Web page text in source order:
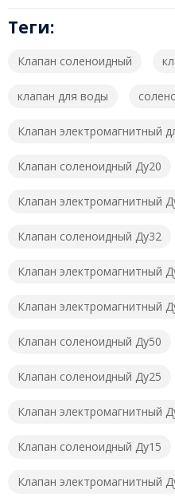
Теги:
Клапан соленоидный
клапан для воды
Клапан электромагнитный
Клапан соленоидный Ду20
Клапан электромагнитный
Клапан соленоидный Ду32
Клапан электромагнитный
Клапан электромагнитный
Клапан соленоидный Ду50
Клапан соленоидный Ду25
Клапан электромагнитный
Клапан соленоидный Ду15
Клапан электромагнитный